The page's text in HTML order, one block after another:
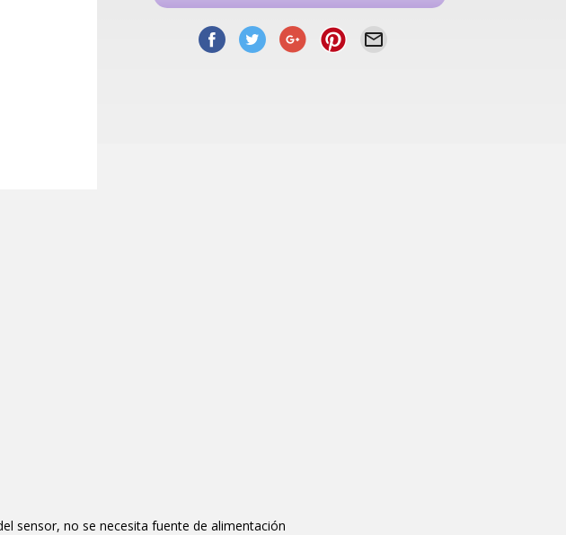
sensor, no se necesita fuente de alimentación